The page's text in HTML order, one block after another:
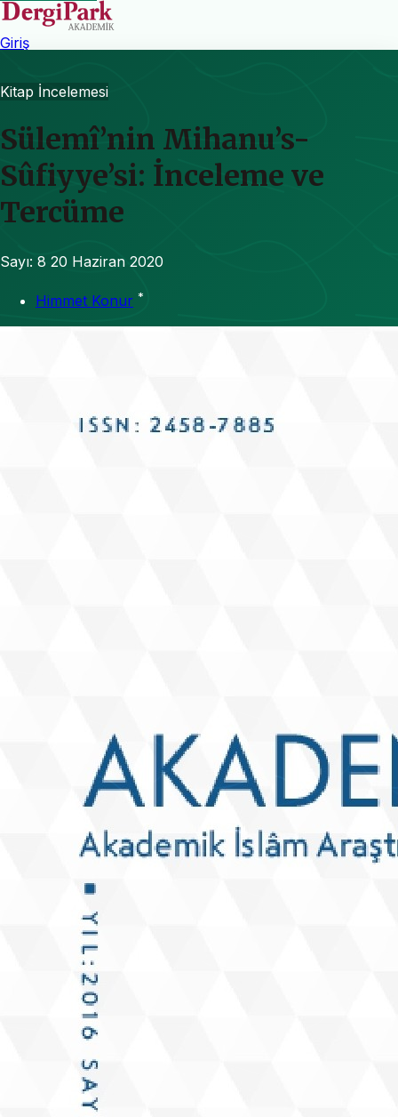
Giriş
Kitap İncelemesi
Sülemî’nin Mihanu’s-
Sûfiyye’si: İnceleme ve
Tercüme
Sayı: 8 20 Haziran 2020
Himmet Konur *